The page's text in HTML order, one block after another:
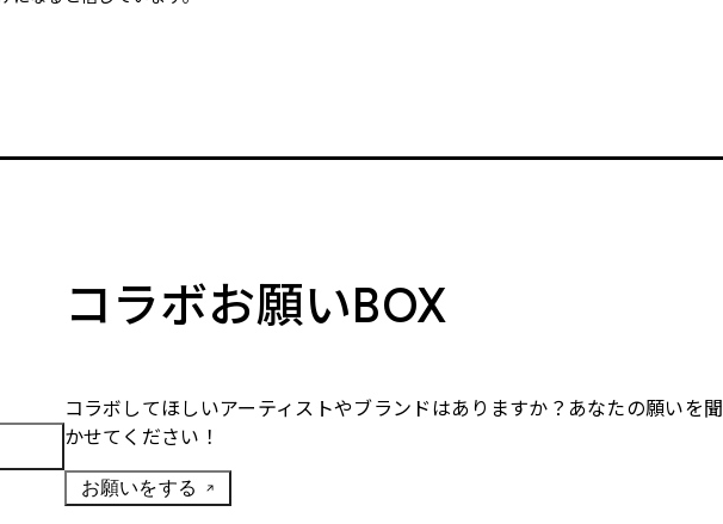
コラボお願いBOX
コラボしてほしいアーティストやブランドはありますか？あなたの願いを聞
かせてください！
お願いをする